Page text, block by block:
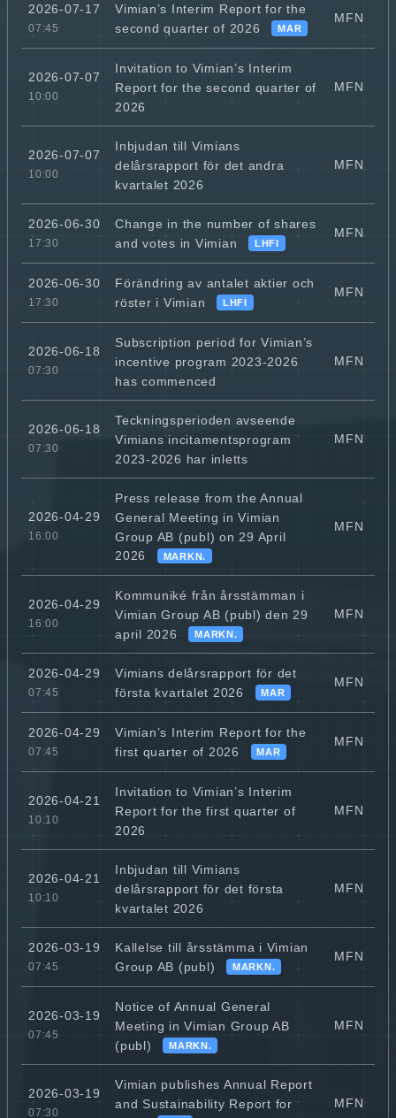
2026-07-17
07:45
Vimian’s Interim Report for the
second quarter of 2026
MAR
MFN
2026-07-07
10:00
Invitation to Vimian’s Interim
Report for the second quarter of
2026
MFN
2026-07-07
10:00
Inbjudan till Vimians
delårsrapport för det andra
kvartalet 2026
MFN
2026-06-30
17:30
Change in the number of shares
and votes in Vimian
LHFI
MFN
2026-06-30
17:30
Förändring av antalet aktier och
röster i Vimian
LHFI
MFN
2026-06-18
07:30
Subscription period for Vimian’s
incentive program 2023-2026
has commenced
MFN
2026-06-18
07:30
Teckningsperioden avseende
Vimians incitamentsprogram
2023-2026 har inletts
MFN
2026-04-29
16:00
Press release from the Annual
General Meeting in Vimian
Group AB (publ) on 29 April
2026
MARKN.
MFN
2026-04-29
16:00
Kommuniké från årsstämman i
Vimian Group AB (publ) den 29
april 2026
MARKN.
MFN
2026-04-29
07:45
Vimians delårsrapport för det
första kvartalet 2026
MAR
MFN
2026-04-29
07:45
Vimian’s Interim Report for the
first quarter of 2026
MAR
MFN
2026-04-21
10:10
Invitation to Vimian’s Interim
Report for the first quarter of
2026
MFN
2026-04-21
10:10
Inbjudan till Vimians
delårsrapport för det första
kvartalet 2026
MFN
2026-03-19
07:45
Kallelse till årsstämma i Vimian
Group AB (publ)
MARKN.
MFN
2026-03-19
07:45
Notice of Annual General
Meeting in Vimian Group AB
(publ)
MARKN.
MFN
2026-03-19
07:30
Vimian publishes Annual Report
and Sustainability Report for
MFN